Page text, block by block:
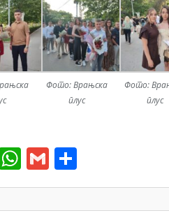
Фото: Врањска
плус
Фото:
плус
WhatsApp
Gmail